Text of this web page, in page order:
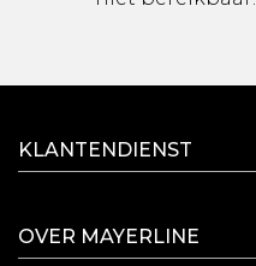
KLANTENDIENST
OVER MAYERLINE